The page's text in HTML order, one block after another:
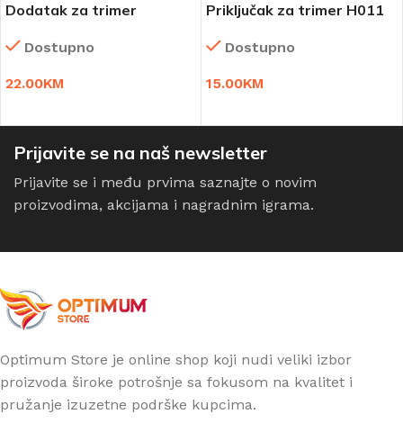
Dodatak za trimer
Dostupno
22.00KM
Priključak za trimer H011
Dostupno
15.00KM
Prijavite se na naš newsletter
Prijavite se i među prvima saznajte o novim
proizvodima, akcijama i nagradnim igrama.
Optimum Store je online shop koji nudi veliki izbor
proizvoda široke potrošnje sa fokusom na kvalitet i
pružanje izuzetne podrške kupcima.